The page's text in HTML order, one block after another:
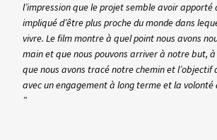
l’impression que le projet semble avoir apporté
impliqué d’être plus proche du monde dans
vivre. Le film montre à quel point nous avons
main et que nous pouvons arriver à notre but,
que nous avons tracé notre chemin et l’objectif
avec un engagement à long terme et la volonté
”